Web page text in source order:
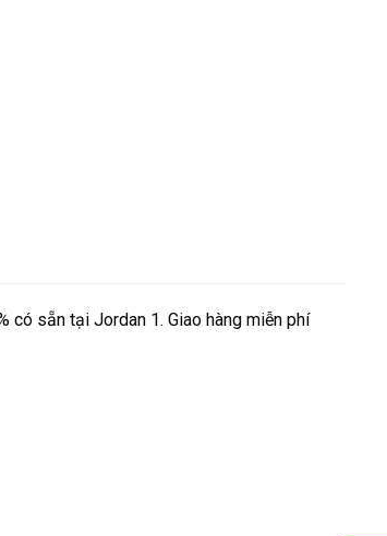
có sẵn tại Jordan 1. Giao hàng miễn phí